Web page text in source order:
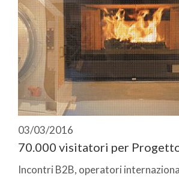
03/03/2016
70.000 visitatori per
Incontri B2B, operatori